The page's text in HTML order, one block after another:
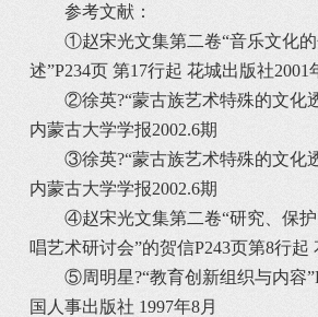
参考文献：
①赵宋光文集第二卷“音乐文化的
述”P234页 第17行起 花城出版社2001
②徐英?“蒙古族艺术特殊的文化透
内蒙古大学学报2002.6期
③徐英?“蒙古族艺术特殊的文化透
内蒙古大学学报2002.6期
④赵宋光文集第二卷“研究、保护
唱艺术研讨会”的贺信P243页第8行起
⑤周明星?“教育创新组织与内容
国人事出版社 1997年8月